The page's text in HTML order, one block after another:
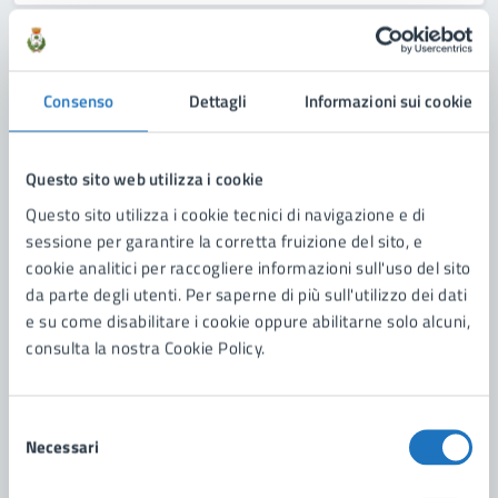
Consenso Dettagli Informazioni sui cookie
Questo sito web utilizza i cookie
Questo sito utilizza i cookie tecnici di navigazione e di
sessione per garantire la corretta fruizione del sito, e
cookie analitici per raccogliere informazioni sull'uso del sito
da parte degli utenti. Per saperne di più sull'utilizzo dei dati
e su come disabilitare i cookie oppure abilitarne solo alcuni,
consulta la nostra Cookie Policy.
delNecessari
PIAO 2025-2025 – Modulo
PIAO 2025-2025 - Modulo
DOCUMENTO ATTIVITÀ POLITICA
Verbale di disciplina della propaganda elettorale
dal 16 maggio al 22 maggio 2026.
consultazione elettorale per l'elezione del Sindaco e del
Consiglio Comunale del 24 e 25 maggio 2026.